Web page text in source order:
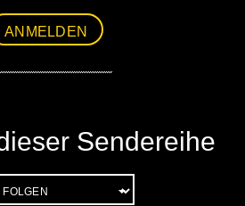
ANMELDEN
Sendereihe